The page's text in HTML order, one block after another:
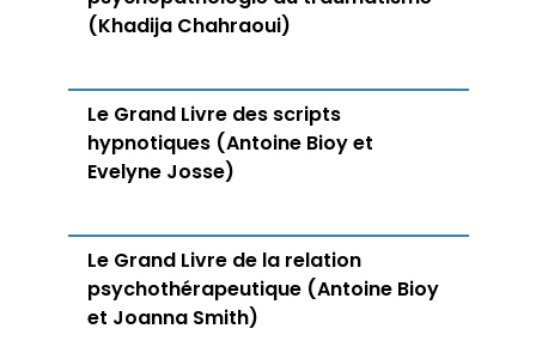
(Khadija Chahraoui)
Le Grand Livre des scripts
hypnotiques (Antoine Bioy et
Evelyne Josse)
Le Grand Livre de la relation
psychothérapeutique (Antoine Bioy
et Joanna Smith)